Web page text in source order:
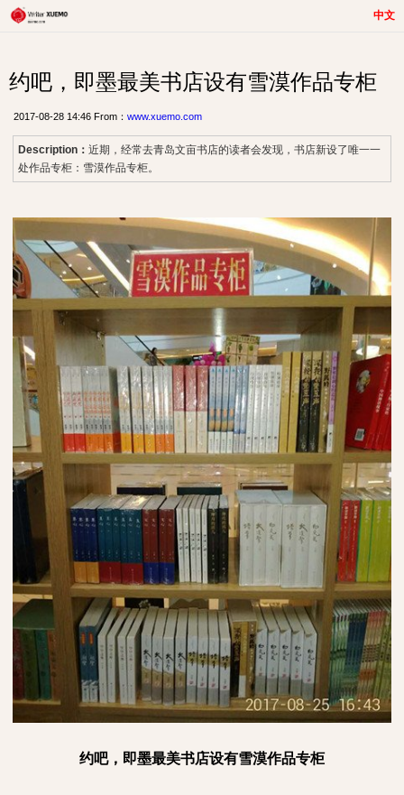
中文
约吧，即墨最美书店设有雪漠作品专柜
2017-08-28 14:46 From： www.xuemo.com
Description： 近期，经常去青岛文亩书店的读者会发现，书店新设了唯一一
处作品专柜：雪漠作品专柜。
约吧，即墨最美书店设有雪漠作品专柜